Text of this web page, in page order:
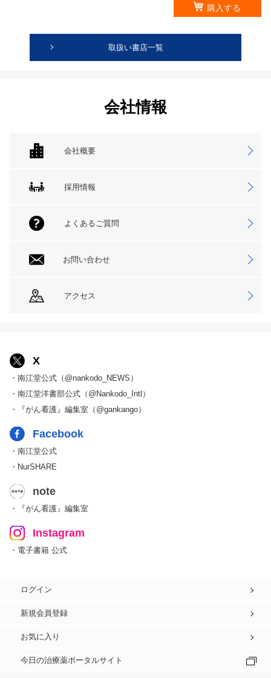
購入する
取扱い書店一覧
会社情報
会社概要
採用情報
よくあるご質問
お問い合わせ
アクセス
X
・南江堂公式（@nankodo_NEWS）
・南江堂洋書部公式（@Nankodo_Intl）
・『がん看護』編集室（@gankango）
Facebook
・南江堂公式
・NurSHARE
note
・『がん看護』編集室
Instagram
・電子書籍 公式
ログイン
新規会員登録
お気に入り
今日の治療薬ポータルサイト